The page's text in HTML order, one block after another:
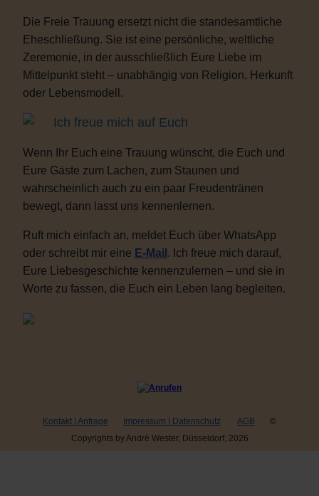
Die Freie Trauung ersetzt nicht die standesamtliche
Eheschließung. Sie ist eine persönliche, weltliche
Zeremonie, in der ausschließlich Eure Liebe im
Mittelpunkt steht – unabhängig von Religion, Herkunft
oder Lebensmodell.
Ich freue mich auf Euch
Wenn Ihr Euch eine Trauung wünscht, die Euch und
Eure Gäste zum Lachen, zum Staunen und
wahrscheinlich auch zu ein paar Freudentränen
bewegt, dann lasst uns kennenlernen.
Ruft mich einfach an, meldet Euch über WhatsApp
oder schreibt mir eine E-Mail . Ich freue mich darauf,
Eure Liebesgeschichte kennenzulernen – und sie in
Worte zu fassen, die Euch ein Leben lang begleiten.
Kontakt | Anfrage Impressum | Datenschutz AGB
©
Copyrights by André Wester, Düsseldorf, 2026